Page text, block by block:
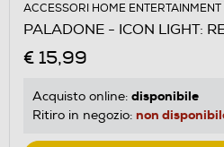
ACCESSORI HOME ENTERTAINMENT
PALADONE - ICON LIGHT:
€ 15,99
Acquisto online: disponibile
Ritiro in negozio: non